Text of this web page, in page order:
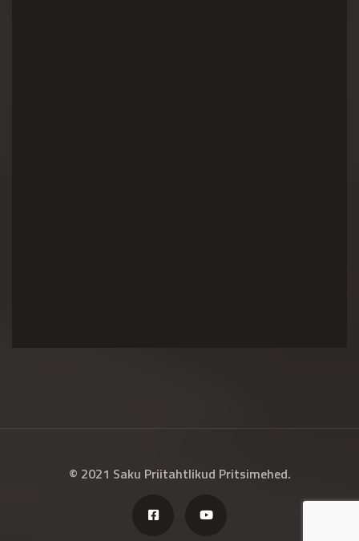
© 2021 Saku Priitahtlikud Pritsimehed.